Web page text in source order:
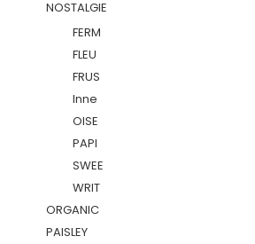
NOSTALGIE
FERM
FLEU
FRUS
Inne
OISE
PAPI
SWEE
WRIT
ORGANIC
PAISLEY